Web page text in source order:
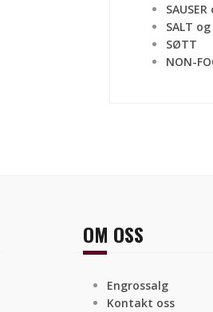
SALT og
SØTT
NON-
OM OSS
Engrossalg
Kontakt oss